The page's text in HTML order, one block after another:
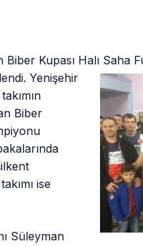
Kupası Halı Saha
Yenişehir
Biber
ise
Süleyman